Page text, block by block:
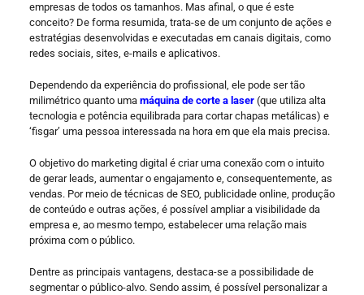
empresas de todos os tamanhos. Mas afinal, o que é este
conceito? De forma resumida, trata-se de um conjunto de ações e
estratégias desenvolvidas e executadas em canais digitais, como
redes sociais, sites, e-mails e aplicativos.
Dependendo da experiência do profissional, ele pode ser tão
milimétrico quanto uma máquina de corte a laser (que utiliza alta
tecnologia e potência equilibrada para cortar chapas metálicas) e
‘fisgar’ uma pessoa interessada na hora em que ela mais precisa.
O objetivo do marketing digital é criar uma conexão com o intuito
de gerar leads, aumentar o engajamento e, consequentemente, as
vendas. Por meio de técnicas de SEO, publicidade online, produção
de conteúdo e outras ações, é possível ampliar a visibilidade da
empresa e, ao mesmo tempo, estabelecer uma relação mais
próxima com o público.
Dentre as principais vantagens, destaca-se a possibilidade de
segmentar o público-alvo. Sendo assim, é possível personalizar a